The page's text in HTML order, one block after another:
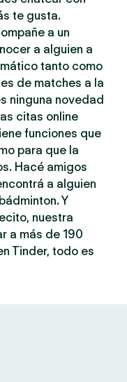
te gusta.
a un
a alguien a
tanto como
de matches a la
ninguna novedad
citas online
funciones que
para que la
Hacé amigos
a alguien
Y
nuestra
a más de 190
Tinder, todo es